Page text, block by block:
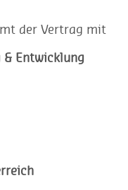
der Vertrag mit
Entwicklung